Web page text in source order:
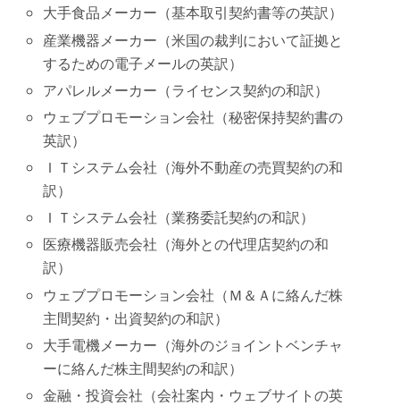
大手食品メーカー（基本取引契約書等の英訳）
産業機器メーカー（米国の裁判において証拠と
するための電子メールの英訳）
アパレルメーカー（ライセンス契約の和訳）
ウェブプロモーション会社（秘密保持契約書の
英訳）
ＩＴシステム会社（海外不動産の売買契約の和
訳）
ＩＴシステム会社（業務委託契約の和訳）
医療機器販売会社（海外との代理店契約の和
訳）
ウェブプロモーション会社（Ｍ＆Ａに絡んだ株
主間契約・出資契約の和訳）
大手電機メーカー（海外のジョイントベンチャ
ーに絡んだ株主間契約の和訳）
金融・投資会社（会社案内・ウェブサイトの英